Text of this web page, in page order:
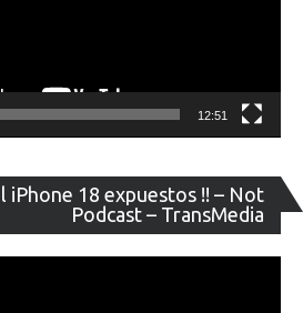
12:51
iPhone 18 expuestos !! – Not
Podcast – TransMedia
de